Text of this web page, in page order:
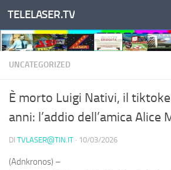
Salta al contenuto
TELELASER.TV
UNCATEGORIZED
È morto Luigi Nativi, il
anni: l’addio dell’amica Alice
DI TVLASER@TIN.IT · 10/03/2026
(Adnkronos) –